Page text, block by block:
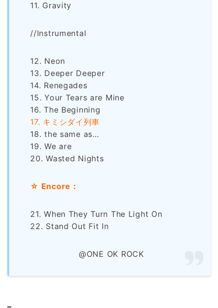
11. Gravity
//Instrumental
12. Neon
13. Deeper Deeper
14. Renegades
15. Your Tears are Mine
16. The Beginning
17. キミシダイ列車
18. the same as…
19. We are
20. Wasted Nights
☆ Encore：
21. When They Turn The Light On
22. Stand Out Fit In
@ONE OK ROCK